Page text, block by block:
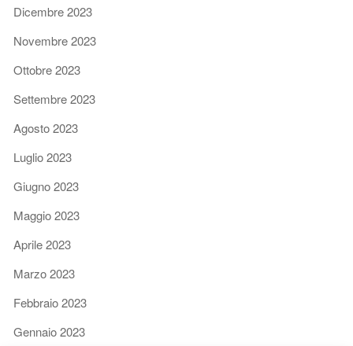
Dicembre 2023
Novembre 2023
Ottobre 2023
Settembre 2023
Agosto 2023
Luglio 2023
Giugno 2023
Maggio 2023
Aprile 2023
Marzo 2023
Febbraio 2023
Gennaio 2023